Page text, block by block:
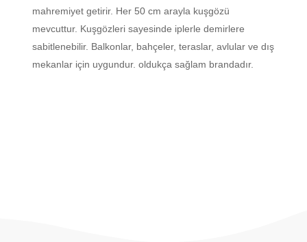
mahremiyet getirir. Her 50 cm arayla kuşgözü
mevcuttur. Kuşgözleri sayesinde iplerle demirlere
sabitlenebilir. Balkonlar, bahçeler, teraslar, avlular ve dış
mekanlar için uygundur. oldukça sağlam brandadır.